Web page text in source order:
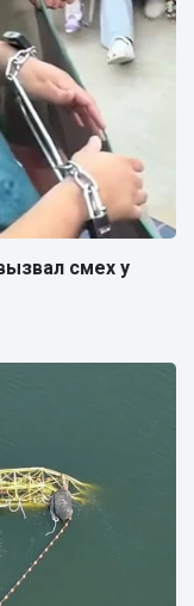
смех у